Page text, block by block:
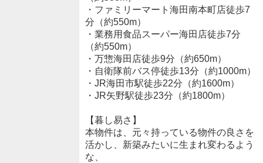
・ファミリーマート海田南本町店徒歩7
分（約550m）
・業務用食品スーパー海田店徒歩7分
（約550m）
・万惣海田店徒歩9分（約650m）
・自衛隊前バス停徒歩13分（約1000m）
・JR海田市駅徒歩22分（約1600m）
・JR矢野駅徒歩23分（約1800m）
【暮し易さ】
本物件は、元々持っている物件の良さを
活かし、新築みたいに生まれ変わるよう
な、